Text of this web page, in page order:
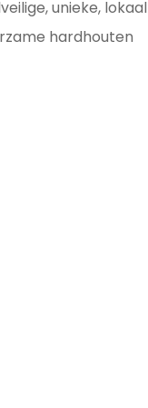
unieke, lokaal
hardhouten